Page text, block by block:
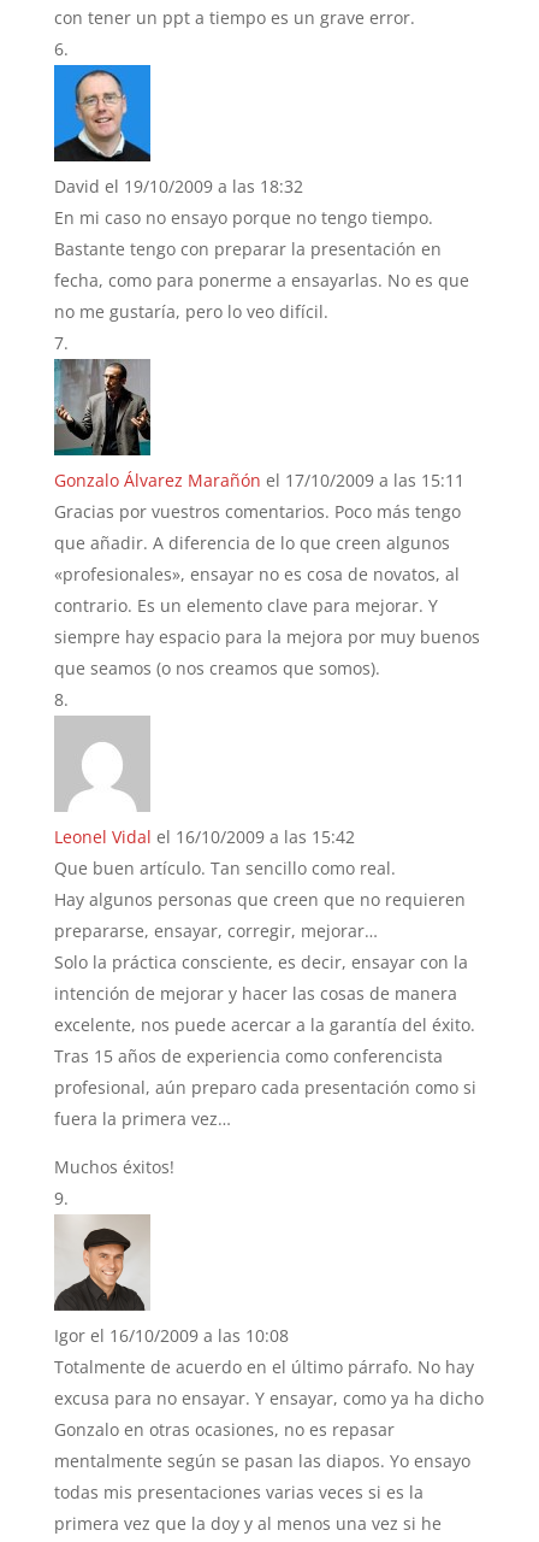
con tener un ppt a tiempo es un grave error.
David el 19/10/2009 a las 18:32
En mi caso no ensayo porque no tengo tiempo.
Bastante tengo con preparar la presentación en
fecha, como para ponerme a ensayarlas. No es que
no me gustaría, pero lo veo difícil.
Gonzalo Álvarez Marañón el 17/10/2009 a las 15:11
Gracias por vuestros comentarios. Poco más tengo
que añadir. A diferencia de lo que creen algunos
«profesionales», ensayar no es cosa de novatos, al
contrario. Es un elemento clave para mejorar. Y
siempre hay espacio para la mejora por muy buenos
que seamos (o nos creamos que somos).
Leonel Vidal el 16/10/2009 a las 15:42
Que buen artículo. Tan sencillo como real.
Hay algunos personas que creen que no requieren
prepararse, ensayar, corregir, mejorar…
Solo la práctica consciente, es decir, ensayar con la
intención de mejorar y hacer las cosas de manera
excelente, nos puede acercar a la garantía del éxito.
Tras 15 años de experiencia como conferencista
profesional, aún preparo cada presentación como si
fuera la primera vez…
Muchos éxitos!
Igor el 16/10/2009 a las 10:08
Totalmente de acuerdo en el último párrafo. No hay
excusa para no ensayar. Y ensayar, como ya ha dicho
Gonzalo en otras ocasiones, no es repasar
mentalmente según se pasan las diapos. Yo ensayo
todas mis presentaciones varias veces si es la
primera vez que la doy y al menos una vez si he